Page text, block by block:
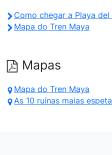
Como chegar a Playa
Mapa do Tren Maya
Mapas
Mapa do Tren Maya
As 10 ruínas maias